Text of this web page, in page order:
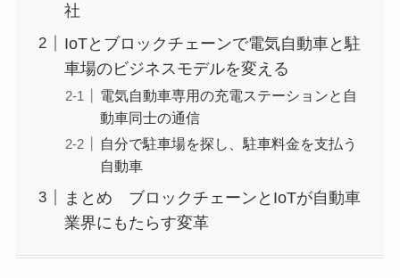
社
IoTとブロックチェーンで電気自動車と駐
車場のビジネスモデルを変える
電気自動車専用の充電ステーションと自
動車同士の通信
自分で駐車場を探し、駐車料金を支払う
自動車
まとめ ブロックチェーンとIoTが自動車
業界にもたらす変革